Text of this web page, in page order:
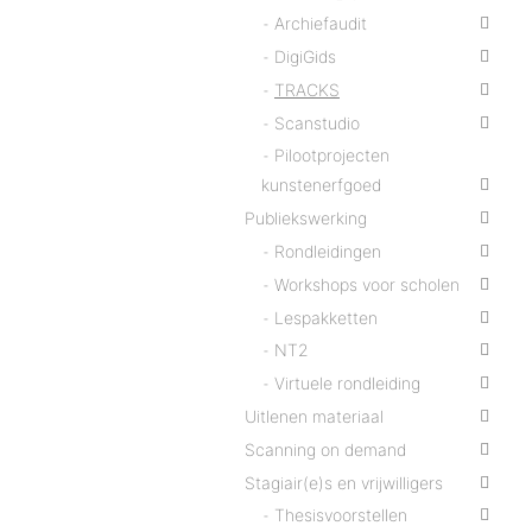
Archiefaudit
DigiGids
TRACKS
Scanstudio
Pilootprojecten
kunstenerfgoed
Publiekswerking
Rondleidingen
Workshops voor scholen
Lespakketten
NT2
Virtuele rondleiding
Uitlenen materiaal
Scanning on demand
Stagiair(e)s en vrijwilligers
Thesisvoorstellen